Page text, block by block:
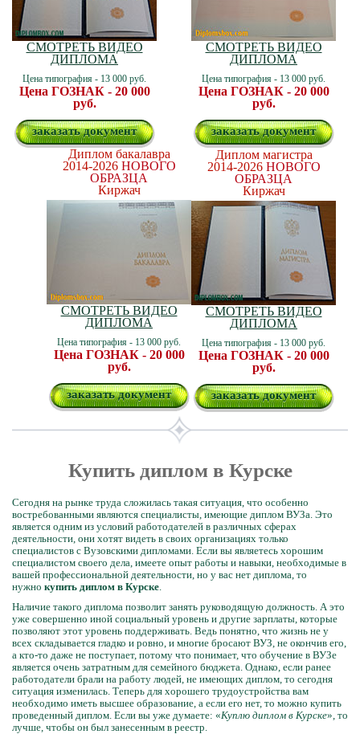
СМОТРЕТЬ ВИДЕО
ДИПЛОМА
Цена типография - 13 000 руб.
Цена ГОЗНАК - 20 000
руб.
заказать документ
СМОТРЕТЬ ВИДЕО
ДИПЛОМА
Цена типография - 13 000 руб.
Цена ГОЗНАК - 20 000
руб.
заказать документ
Диплом бакалавра
2014-2026 НОВОГО
ОБРАЗЦА
Киржач
СМОТРЕТЬ ВИДЕО
ДИПЛОМА
Цена типография - 13 000 руб.
Цена ГОЗНАК - 20 000
руб.
заказать документ
Диплом магистра
2014-2026 НОВОГО
ОБРАЗЦА
Киржач
СМОТРЕТЬ ВИДЕО
ДИПЛОМА
Цена типография - 13 000 руб.
Цена ГОЗНАК - 20 000
руб.
заказать документ
Купить диплом в Курске
Сегодня на рынке труда сложилась такая ситуация, что особенно
востребованными являются специалисты, имеющие диплом ВУЗа. Это
является одним из условий работодателей в различных сферах
деятельности, они хотят видеть в своих организациях только
специалистов с Вузовскими дипломами. Если вы являетесь хорошим
специалистом своего дела, имеете опыт работы и навыки, необходимые в
вашей профессиональной деятельности, но у вас нет диплома, то
нужно купить диплом в Курске.
Наличие такого диплома позволит занять руководящую должность. А это
уже совершенно иной социальный уровень и другие зарплаты, которые
позволяют этот уровень поддерживать. Ведь понятно, что жизнь не у
всех складывается гладко и ровно, и многие бросают ВУЗ, не окончив его,
а кто-то даже не поступает, потому что понимает, что обучение в ВУЗе
является очень затратным для семейного бюджета. Однако, если ранее
работодатели брали на работу людей, не имеющих диплом, то сегодня
ситуация изменилась. Теперь для хорошего трудоустройства вам
необходимо иметь высшее образование, а если его нет, то можно купить
проведенный диплом. Если вы уже думаете: «Куплю диплом в Курске», то
лучше, чтобы он был занесенным в реестр.